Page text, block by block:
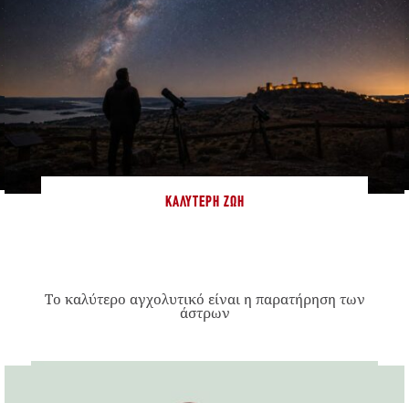
ΚΑΛΎΤΕΡΗ ΖΩΉ
Το καλύτερο αγχολυτικό είναι η παρατήρηση των
άστρων